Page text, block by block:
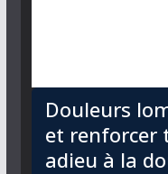
Douleurs
et renforcer
adieu à la